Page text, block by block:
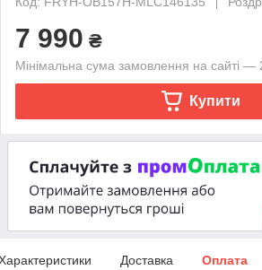
7 990 ₴
Мінімальна сума замовлення на сайті —
Купити
Доставка Оплата